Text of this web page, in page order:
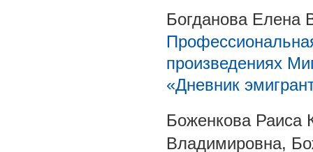
Богданова Елена
произведениях
«Дневник
Боженкова Раиса
Владимировна,